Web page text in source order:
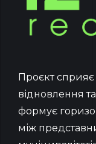
Проєкт
відновлення
формує
між